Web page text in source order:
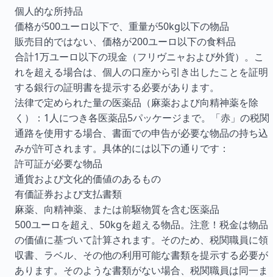
個人的な所持品
価格が500ユーロ以下で、重量が50kg以下の物品
販売目的ではない、価格が200ユーロ以下の食料品
合計1万ユーロ以下の現金（フリヴニャおよび外貨）。こ
れを超える場合は、個人の口座から引き出したことを証明
する銀行の証明書を提示する必要があります。
法律で定められた量の医薬品（麻薬および向精神薬を除
く）：1人につき各医薬品5パッケージまで。「赤」の税関
通路を使用する場合、書面での申告が必要な物品の持ち込
みが許可されます。具体的には以下の通りです：
許可証が必要な物品
通貨および文化的価値のあるもの
有価証券および支払書類
麻薬、向精神薬、または前駆物質を含む医薬品
500ユーロを超え、50kgを超える物品。注意！税金は物品
の価値に基づいて計算されます。そのため、税関職員に領
収書、ラベル、その他の利用可能な書類を提示する必要が
あります。そのような書類がない場合、税関職員は同一ま